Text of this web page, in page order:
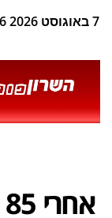
7 באוגוסט 2026 2:56